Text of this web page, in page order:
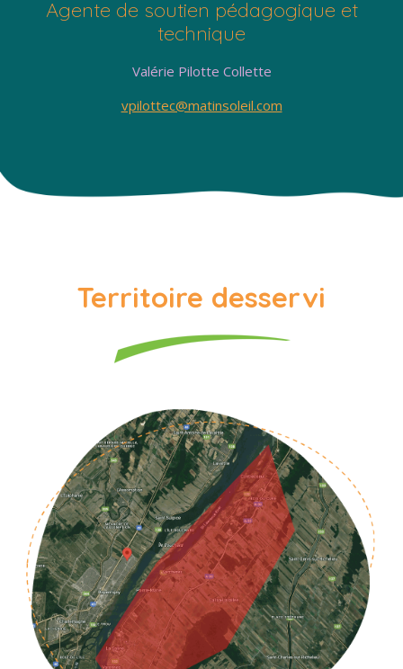
Agente de soutien pédagogique et
technique
Valérie Pilotte Collette
vpilottec@matinsoleil.com
Territoire desservi